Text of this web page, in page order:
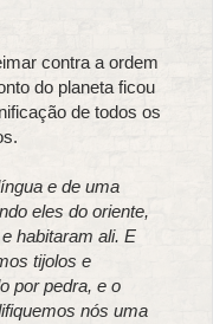
contra a ordem
do planeta ficou
de todos os
e de uma
eles do oriente,
habitaram ali. E
tijolos e
por pedra, e o
nós uma